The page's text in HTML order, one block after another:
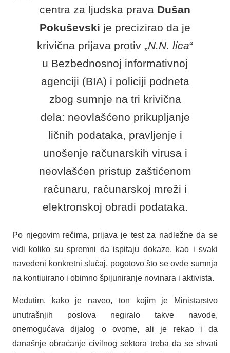
centra za ljudska prava Dušan
Pokuševski je precizirao da je
krivična prijava protiv „N.N. lica“
u Bezbednosnoj informativnoj
agenciji (BIA) i policiji podneta
zbog sumnje na tri krivična
dela: neovlašćeno prikupljanje
ličnih podataka, pravljenje i
unošenje računarskih virusa i
neovlašćen pristup zaštićenom
računaru, računarskoj mreži i
elektronskoj obradi podataka.
Po njegovim rečima, prijava je test za nadležne da se
vidi koliko su spremni da ispitaju dokaze, kao i svaki
navedeni konkretni slučaj, pogotovo što se ovde sumnja
na kontiuirano i obimno špijuniranje novinara i aktivista.
Međutim, kako je naveo, ton kojim je Ministarstvo
unutrašnjih poslova negiralo takve navode,
onemogućava dijalog o ovome, ali je rekao i da
današnje obraćanje civilnog sektora treba da se shvati